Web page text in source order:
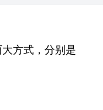
方式，分别是